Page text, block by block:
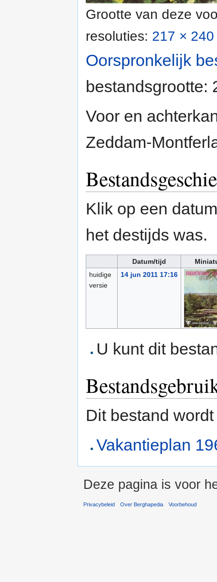
Grootte van deze
resoluties: 217 ×
Oorspronkelijk
bestandsgrootte:
Voor en
Zeddam-
Klik op een
het destijds was.
Datum/tijd
huidige
versie
14 jun 2011 17:16
U kunt dit
Dit bestand
Vakantieplan
Deze pagina is voor
Privacybeleid Over Berghapedia Voorbehoud